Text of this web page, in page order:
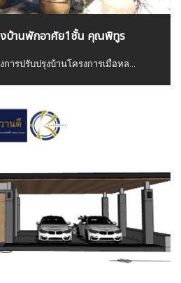
งบ้านพักอาศัย1ชั้น คุณพิทูร
ารปรับปรุงบ้านโครงการเมื่อหล...